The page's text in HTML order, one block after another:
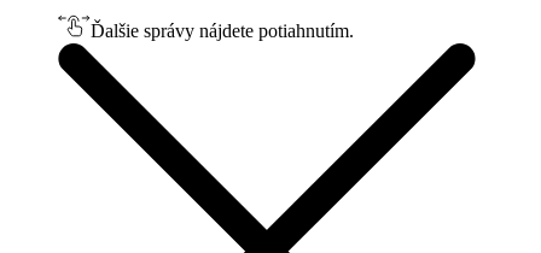
Ďalšie správy nájdete potiahnutím.